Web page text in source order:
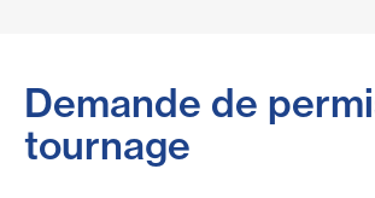
Demande de
tournage